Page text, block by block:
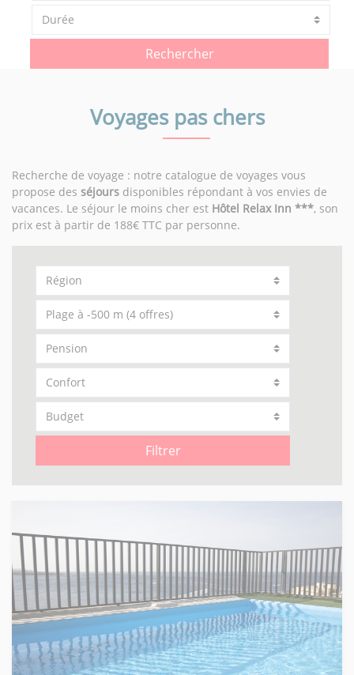
Rechercher
Voyages pas chers
Recherche de voyage : notre catalogue de voyages vous
propose des séjours disponibles répondant à vos envies de
vacances. Le séjour le moins cher est Hôtel Relax Inn ***, son
prix est à partir de 188€ TTC par personne.
Filtrer